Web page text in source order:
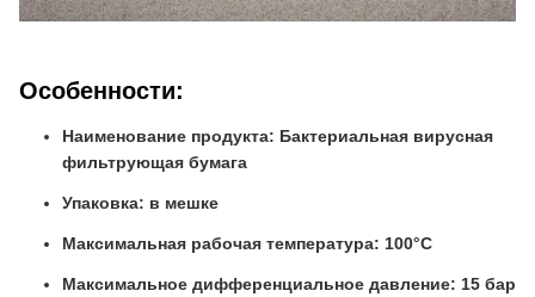
Особенности:
Наименование продукта: Бактериальная вирусная
фильтрующая бумага
Упаковка: в мешке
Максимальная рабочая температура: 100°C
Максимальное дифференциальное давление: 15 бар